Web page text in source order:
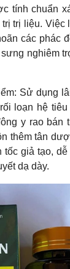
tính chuẩn
trị liệu. Việc
các phác
nghiêm
Sử dụng
loạn hệ
y rao bán
thêm tân
tốc giả tạo,
dạ dày.